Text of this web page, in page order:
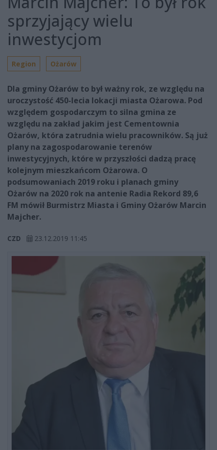
sprzyjający wielu
inwestycjom
Region Ożarów
Dla gminy Ożarów to był ważny rok, ze względu na
uroczystość 450-lecia lokacji miasta Ożarowa. Pod
względem gospodarczym to silna gmina ze
względu na zakład jakim jest Cementownia
Ożarów, która zatrudnia wielu pracowników. Są już
plany na zagospodarowanie terenów
inwestycyjnych, które w przyszłości dadzą pracę
kolejnym mieszkańcom Ożarowa. O
podsumowaniach 2019 roku i planach gminy
Ożarów na 2020 rok na antenie Radia Rekord 89,6
FM mówił Burmistrz Miasta i Gminy Ożarów Marcin
Majcher.
CZD 23.12.2019 11:45